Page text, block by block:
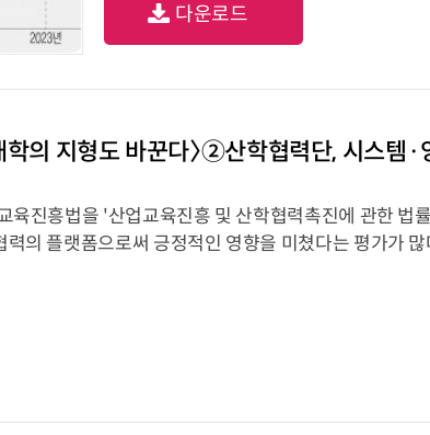
다운로드
학의 지형도 바꾼다〉②산학협력단, 시스
육진흥법을 '산업교육진흥 및 산학협력촉진에 관한 법
력의 플랫폼으로써 긍정적인 영향을 미쳤다는 평가가